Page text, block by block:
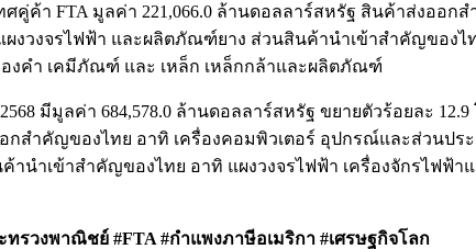
ศคู่ค้า FTA มูลค่า 221,066.0 ล้านดอลลาร์สหรัฐ สินค้าส่งอ
งวงจรไฟฟ้า และผลิตภัณฑ์ยาง ส่วนสินค้านำเข้าสำคัญของไ
งคำ เคมีภัณฑ์ และ เหล็ก เหล็กกล้าและผลิตภัณฑ์
มีมูลค่า 684,578.0 ล้านดอลลาร์สหรัฐ ขยายตัวร้อยละ
อกสำคัญของไทย อาทิ เครื่องคอมพิวเตอร์ อุปกรณ์และส่วน
านำเข้าสำคัญของไทย อาทิ แผงวงจรไฟฟ้า เครื่องจักรไฟ
ทรวงพาณิชย์ #FTA #กำแพงภาษีอเมริกา #เศรษฐกิจโลก